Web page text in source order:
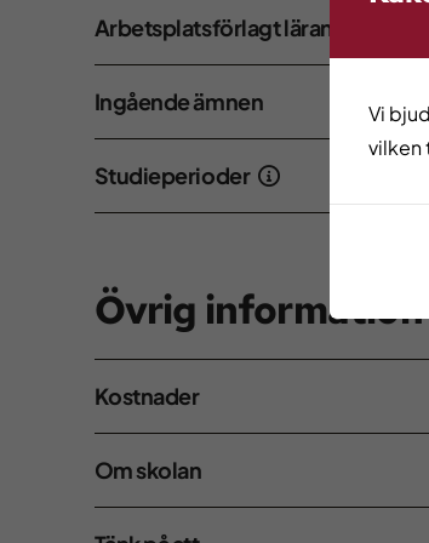
Arbetsplatsförlagt lärande
Ingående ämnen
Studieperioder
Övrig information
Kostnader
Om skolan
Vi
vilken